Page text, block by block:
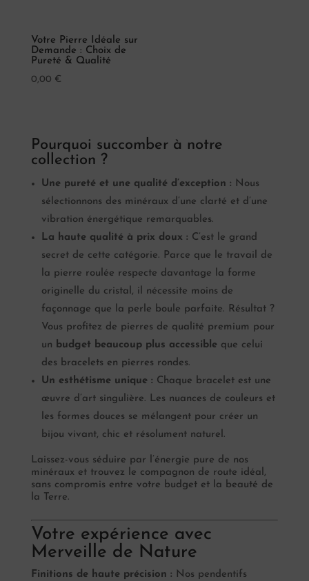
Votre Pierre Idéale sur
Demande : Choix de
Pureté & Qualité
0,00 €
Pourquoi succomber à notre
collection ?
Une pureté et une qualité d’exception : Nous
sélectionnons des minéraux d’une clarté et d’une
vibration énergétique remarquables.
La haute qualité à prix doux : C’est le grand
secret de cette catégorie. Parce que le travail de
la pierre roulée respecte davantage la forme
originelle du cristal, il nécessite moins de
façonnage que la perle boule parfaite. Résultat ?
Vous profitez de pierres de qualité premium pour
un budget beaucoup plus accessibleque celui
des bracelets en pierres rondes.
Un esthétisme unique : Chaque bracelet est une
œuvre d’art singulière. Les nuances de couleurs et
les formes douces se mélangent pour créer un
bijou vivant, chic et résolument naturel.
Laissez-vous séduire par l’énergie pure de nos
minéraux et trouvez le compagnon de route idéal,
sans compromis entre votre budget et la beauté de
la Terre.
Votre expérience avec
Merveille de Nature
Finitions de haute précision : Nos pendentifs